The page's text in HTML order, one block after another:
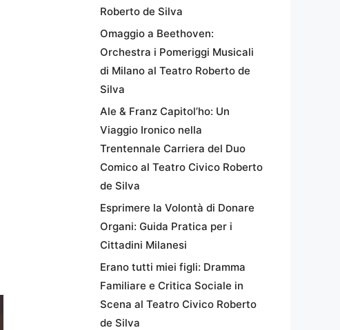
Roberto de Silva
Omaggio a Beethoven:
Orchestra i Pomeriggi Musicali
di Milano al Teatro Roberto de
Silva
Ale & Franz Capitol’ho: Un
Viaggio Ironico nella
Trentennale Carriera del Duo
Comico al Teatro Civico Roberto
de Silva
Esprimere la Volontà di Donare
Organi: Guida Pratica per i
Cittadini Milanesi
Erano tutti miei figli: Dramma
Familiare e Critica Sociale in
Scena al Teatro Civico Roberto
de Silva